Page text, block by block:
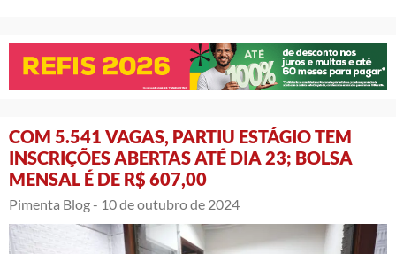
COM 5.541 VAGAS, PARTIU ESTÁGIO TEM
INSCRIÇÕES ABERTAS ATÉ DIA 23; BOLSA
MENSAL É DE R$ 607,00
Pimenta Blog - 10 de outubro de 2024